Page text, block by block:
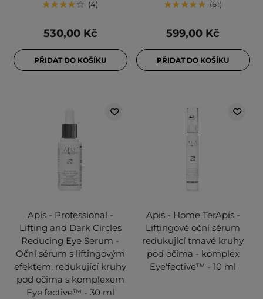
4
530,00 Kč
PŘIDAT DO KOŠÍKU
61
599,00 Kč
PŘIDAT DO KOŠÍKU
Apis - Professional -
Lifting and Dark Circles
Reducing Eye Serum -
Oční sérum s liftingovým
efektem, redukující kruhy
pod očima s komplexem
Eye'fective™ - 30 ml
Apis - Home TerApis -
Liftingové oční sérum
redukující tmavé kruhy
pod očima - komplex
Eye'fective™ - 10 ml